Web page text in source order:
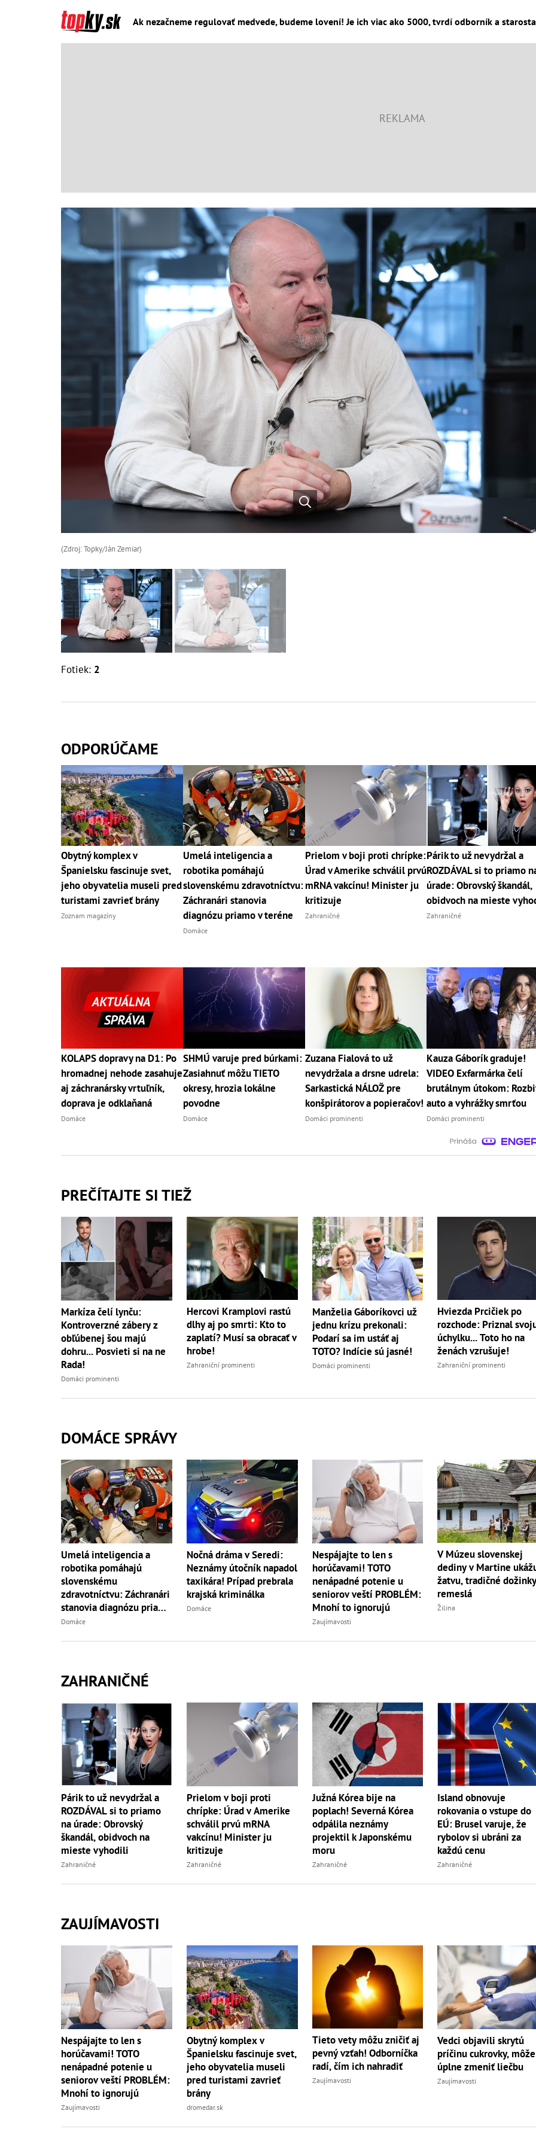
(Zdroj: Topky/Ján Zemiar)
Fotiek: 2
ODPORÚČAME
Obytný komplex v
Španielsku fascinuje svet,
jeho obyvatelia museli pred
turistami zavrieť brány
Zoznam magazíny
Umelá inteligencia a
robotika pomáhajú
slovenskému zdravotníctvu:
Záchranári stanovia
diagnózu priamo v teréne
Domáce
Prielom v boji proti chrípke:
Úrad v Amerike schválil prvú
mRNA vakcínu! Minister ju
kritizuje
Zahraničné
Párik to už nevydržal a
ROZDÁVAL si to priamo
úrade: Obrovský škandál,
obidvoch na mieste
Zahraničné
KOLAPS dopravy na D1: Po
hromadnej nehode zasahuje
aj záchranársky vrtuľník,
doprava je odklaňaná
Domáce
SHMÚ varuje pred búrkami:
Zasiahnuť môžu TIETO
okresy, hrozia lokálne
povodne
Domáce
Zuzana Fialová to už
nevydržala a drsne udrela:
Sarkastická NÁLOŽ pre
konšpirátorov a popieračov!
Domáci prominenti
Kauza Gáborík graduje!
VIDEO Exfarmárka čelí
brutálnym útokom:
auto a vyhrážky smrťou
Domáci prominenti
PREČÍTAJTE SI TIEŽ
Markíza čelí lynču:
Kontroverzné zábery z
obľúbenej šou majú
dohru... Posvieti si na ne
Rada!
Domáci prominenti
Hercovi Kramplovi rastú
dlhy aj po smrti: Kto to
zaplatí? Musí sa obracať v
hrobe!
Zahraniční prominenti
Manželia Gáboríkovci už
jednu krízu prekonali:
Podarí sa im ustáť aj
TOTO? Indície sú jasné!
Domáci prominenti
Hviezda Prcičiek po
rozchode: Priznal
úchylku... Toto ho na
ženách vzrušuje!
Zahraniční prominenti
DOMÁCE SPRÁVY
Umelá inteligencia a
robotika pomáhajú
slovenskému
zdravotníctvu: Záchranári
stanovia diagnózu priamo
v teréne
Domáce
Nočná dráma v Seredi:
Neznámy útočník napadol
taxikára! Prípad prebrala
krajská kriminálka
Domáce
Nespájajte to len s
horúčavami! TOTO
nenápadné potenie u
seniorov veští PROBLÉM:
Mnohí to ignorujú
Zaujímavosti
V Múzeu slovenskej
dediny v Martine
žatvu, tradičné
remeslá
Žilina
ZAHRANIČNÉ
Párik to už nevydržal a
ROZDÁVAL si to priamo
na úrade: Obrovský
škandál, obidvoch na
mieste vyhodili
Zahraničné
Prielom v boji proti
chrípke: Úrad v Amerike
schválil prvú mRNA
vakcínu! Minister ju
kritizuje
Zahraničné
Južná Kórea bije na
poplach! Severná Kórea
odpálila neznámy
projektil k Japonskému
moru
Zahraničné
Island obnovuje
rokovania o vstupe do
EÚ: Brusel varuje, že
rybolov si ubráni za
každú cenu
Zahraničné
ZAUJÍMAVOSTI
Nespájajte to len s
horúčavami! TOTO
nenápadné potenie u
seniorov veští PROBLÉM:
Mnohí to ignorujú
Zaujímavosti
Obytný komplex v
Španielsku fascinuje svet,
jeho obyvatelia museli
pred turistami zavrieť
brány
dromedar.sk
Tieto vety môžu zničiť aj
pevný vzťah! Odborníčka
radí, čím ich nahradiť
Zaujímavosti
Vedci objavili skrytú
príčinu cukrovky,
úplne zmeniť liečbu
Zaujímavosti